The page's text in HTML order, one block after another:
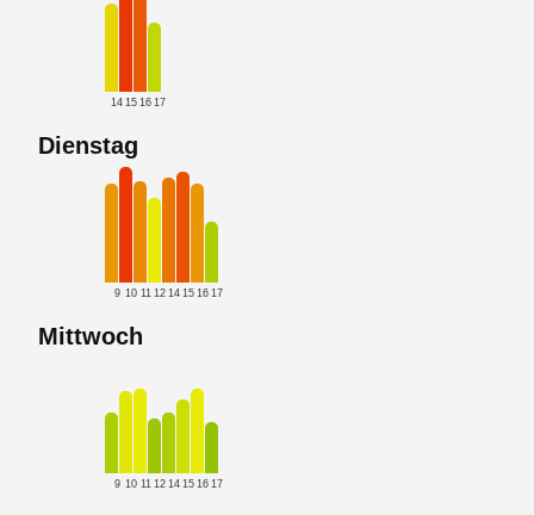
14 15 16 17
Dienstag
9 10 11 12 14 15 16 17
Mittwoch
9 10 11 12 14 15 16 17